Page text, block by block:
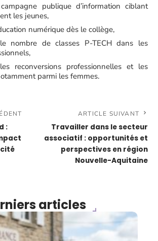
publique d’information ciblant
les jeunes,
numérique dès le collège,
nombre de classes P-TECH dans les
reconversions professionnelles et les
parmi les femmes.
:
ARTICLE SUIVANT
Travailler dans le secteur
associatif : opportunités et
perspectives en région
Nouvelle-Aquitaine
articles